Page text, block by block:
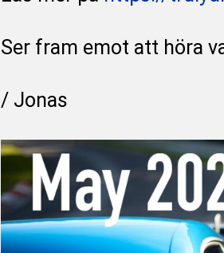
Ser fram emot att höra
/ Jonas